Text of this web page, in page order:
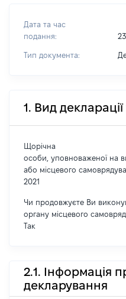
Дата та час
подання:
Тип документа:
1. Вид
Щорічна
особи, уповноваженої на
або місцевого
2021
Чи продовжуєте Ви
органу місцевого
Так
2.1. Інформація
декларування